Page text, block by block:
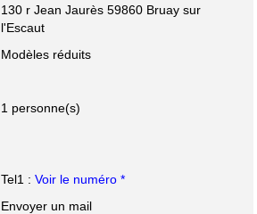
130 r Jean Jaurès59860 Bruay sur
l'Escaut
Modèles réduits
1 personne(s)
Tel1 :Voir le numéro *
Envoyer un mail